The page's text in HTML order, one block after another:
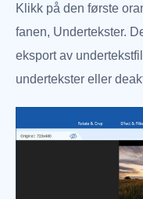
Klikk på den første
fanen, Undertekster.
eksport av
undertekster eller